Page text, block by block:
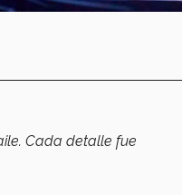
Cada detalle fue